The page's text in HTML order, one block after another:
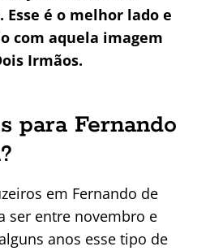
Esse é o melhor lado e
com aquela imagem
Irmãos.
para Fernando
em Fernando de
ser entre novembro e
anos esse tipo de